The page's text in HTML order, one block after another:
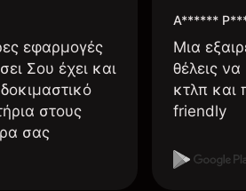
εφαρμογές
Σου έχει και
στους
σας
A******
Μια
θέλεις
κτλπ και
friendly